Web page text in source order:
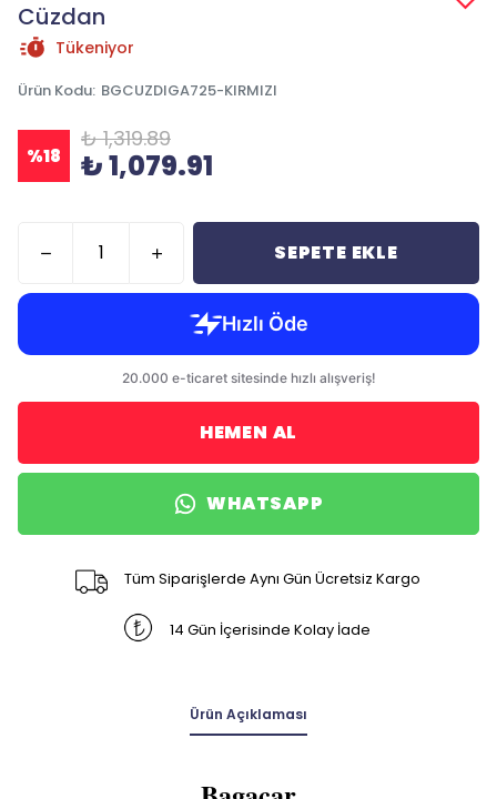
Cüzdan
Tükeniyor
Ürün Kodu: BGCUZDIGA725-KIRMIZI
%18
₺ 1,319.89
₺ 1,079.91
SEPETE EKLE
HEMEN AL
WHATSAPP
Tüm Siparişlerde Aynı Gün Ücretsiz Kargo
14 Gün İçerisinde Kolay İade
Ürün Açıklaması